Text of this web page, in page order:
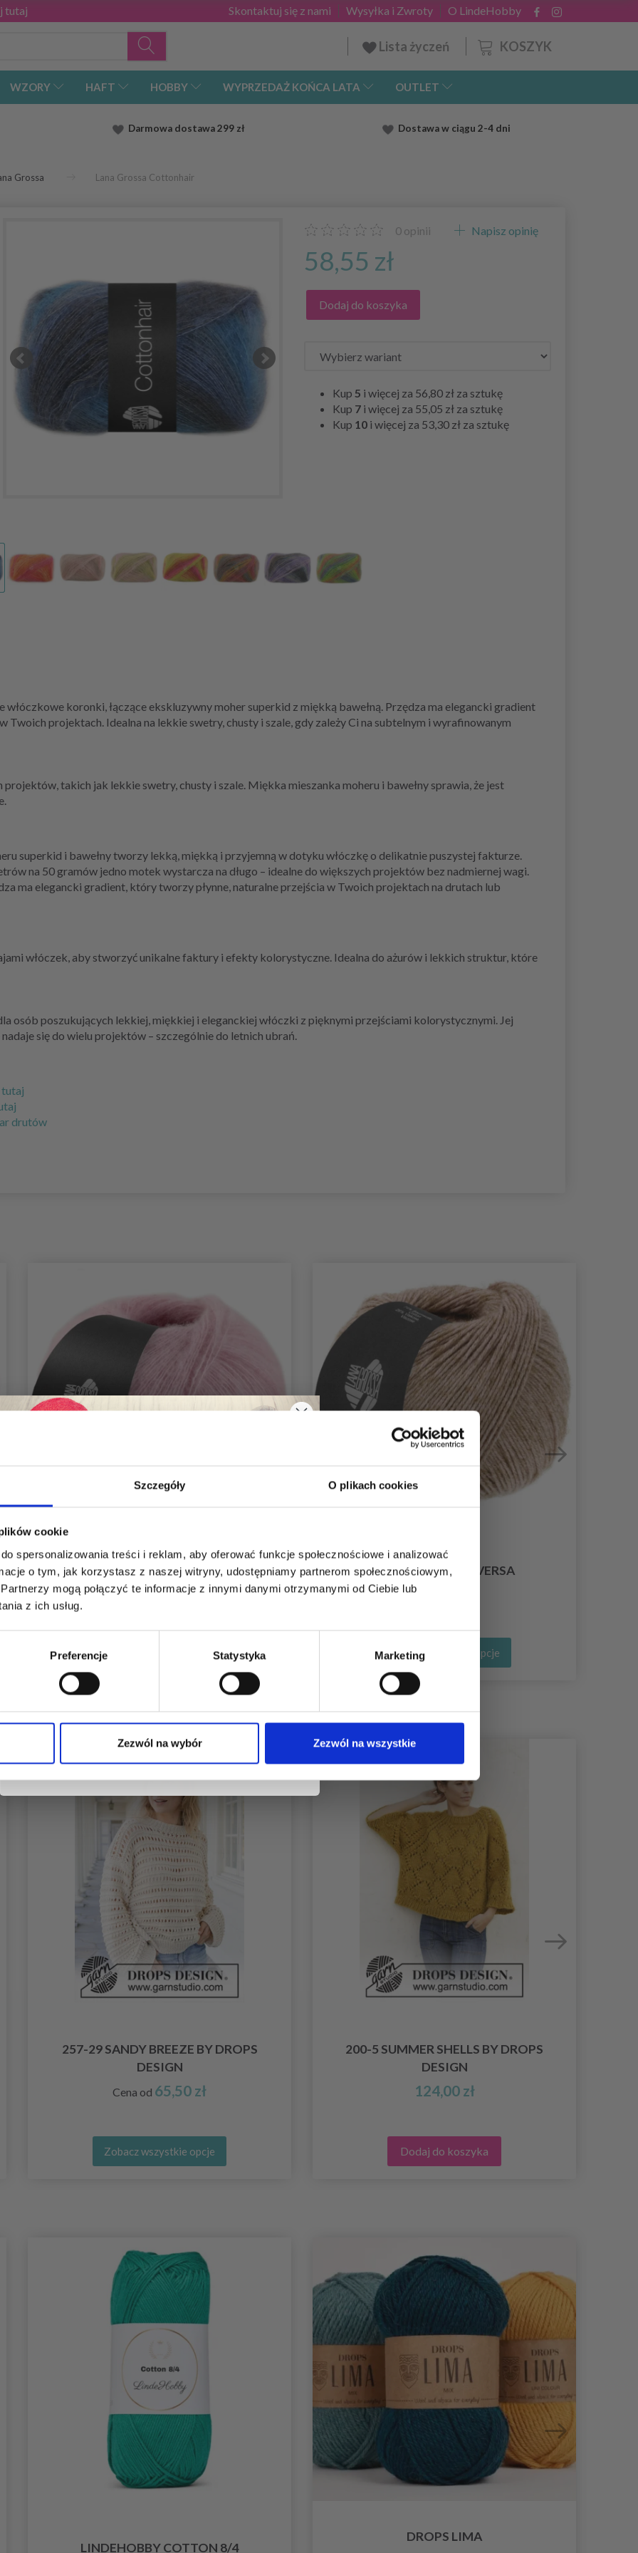
Szczegóły O plikach cookies
cookie
spersonalizowania treści i reklam, aby oferować funkcje społecznościowe i analizować
o tym, jak korzystasz z naszej witryny, udostępniamy partnerom społecznościowym,
mogą połączyć te informacje z innymi danymi otrzymanymi od Ciebie lub
z ich usług.
Preferencje Statystyka Marketing
Zezwól na wybór Zezwól na wszystkie
tutaj O LindeHobby
Wysyłka i Zwroty
Skontaktuj się z nami
KOSZYK
Lista życzeń
WZORY HAFT HOBBY WYPRZEDAŻ KOŃCA LATA OUTLET
Darmowa dostawa299 zł Dostawaw ciągu 2-4 dni
Grossa Lana Grossa Cottonhair
0 opinii Napisz opinię
58,55 zł
Dodaj do koszyka
Kup5 i więcej za 56,80 zł za sztukę
Kup 7 i więcej za 55,05 zł za sztukę
Kup 10 i więcej za 53,30 zł za sztukę
koronki, łączące ekskluzywny moher superkid z miękką bawełną. Przędza ma elegancki gradient
projektach. Idealna na lekkie swetry, chusty i szale, gdy zależy Ci na subtelnym i wyrafinowanym
takich jak lekkie swetry, chusty i szale. Miękka mieszanka moheru i bawełny sprawia, że jest
superkid i bawełny tworzy lekką, miękką i przyjemną w dotyku włóczkę o delikatnie puszystej fakturze.
na 50 gramów jedno motek wystarcza na długo – idealne do większych projektów bez nadmiernej wagi.
ma elegancki gradient, który tworzy płynne, naturalne przejścia w Twoich projektach na drutach lub
włóczek, aby stworzyć unikalne faktury i efekty kolorystyczne. Idealna do ażurów i lekkich struktur, które
osób poszukujących lekkiej, miękkiej i eleganckiej włóczki z pięknymi przejściami kolorystycznymi. Jej
nadaje się do wielu projektów – szczególnie do letnich ubrań.
tutaj
drutów
LANA GROSSA SOFFIO
27,10 zł
Zobacz wszystkie opcje
LANA GROSSA DIVERSA
Zobacz wszystkie opcje
257-29 SANDY BREEZE BY DROPS
DESIGN
Cena od 65,50 zł
Zobacz wszystkie opcje
200-5 SUMMER SHELLS BY DROPS
DESIGN
124,00 zł
Dodaj do koszyka
LINDEHOBBY COTTON 8/4
DROPS LIMA
Oszczędź nawet do 50%
Stań się częścią naszej społeczności
miłośników włóczek i uzyskaj wyłączny
dostęp do inspirujących wzorów na druty i
Tak, zapisz mnie!
Nie, dziękuję